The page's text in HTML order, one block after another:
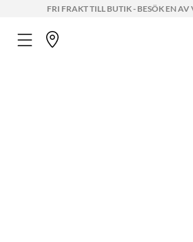
FRI FRAKT TILL BUTIK - BESÖK EN